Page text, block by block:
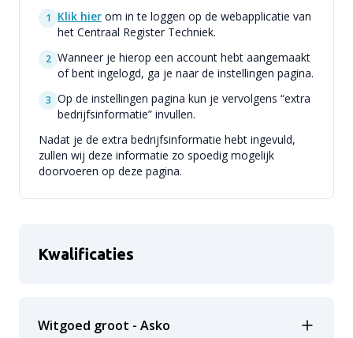
1 Klik hier om in te loggen op de webapplicatie van
het Centraal Register Techniek.
2 Wanneer je hierop een account hebt aangemaakt
of bent ingelogd, ga je naar de instellingen pagina.
3 Op de instellingen pagina kun je vervolgens “extra
bedrijfsinformatie” invullen.
Nadat je de extra bedrijfsinformatie hebt ingevuld,
zullen wij deze informatie zo spoedig mogelijk
doorvoeren op deze pagina.
Kwalificaties
Witgoed groot - Asko